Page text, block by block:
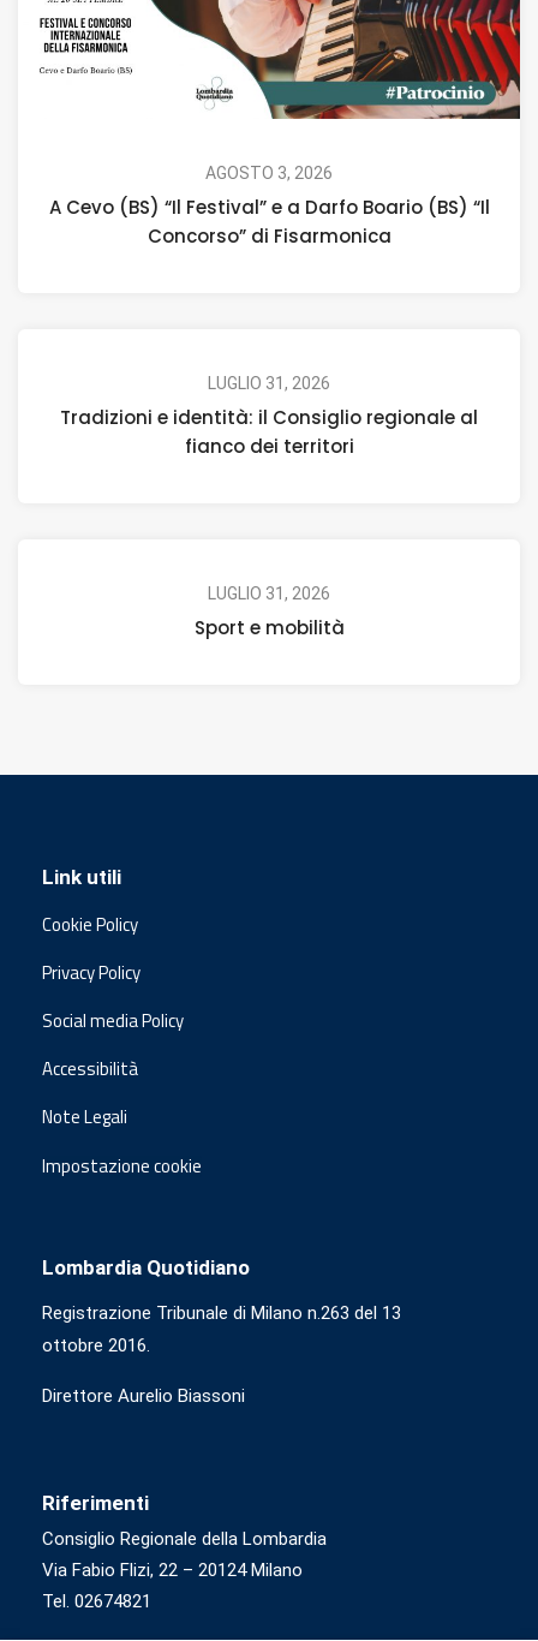
AGOSTO 3, 2026
A Cevo (BS) “Il Festival” e a Darfo Boario (BS) “Il
Concorso” di Fisarmonica
LUGLIO 31, 2026
Tradizioni e identità: il Consiglio regionale al
fianco dei territori
LUGLIO 31, 2026
Sport e mobilità
Link utili
Cookie Policy
Privacy Policy
Social media Policy
Accessibilità
Note Legali
Impostazione cookie
Lombardia Quotidiano
Registrazione Tribunale di Milano n.263 del 13
ottobre 2016.
Direttore Aurelio Biassoni
Riferimenti
Consiglio Regionale della Lombardia
Via Fabio Flizi, 22 – 20124 Milano
Tel. 02674821